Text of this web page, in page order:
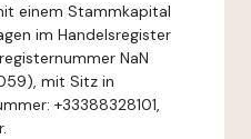
einem Stammkapital
im Handelsregister
NaN
mit Sitz in
+33388328101,